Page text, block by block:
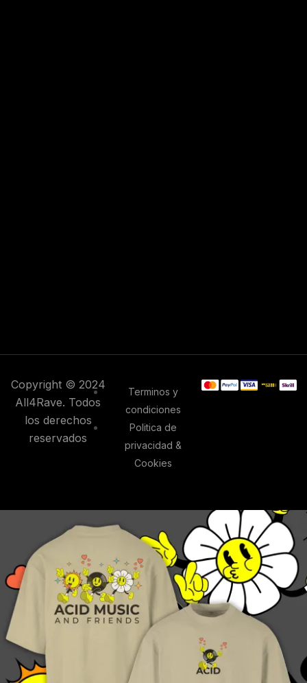
Copyright © 2024
All4Rave. Todos
los derechos
reservados
Terminos y
condiciones
Politica de
privacidad &
Cookies